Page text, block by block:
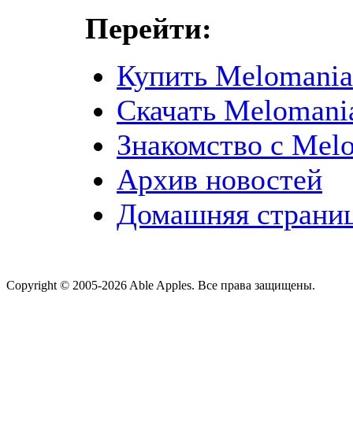
Перейти:
Купить Melomania
Скачать
Знакомство с
Архив новостей
Домашняя
Copyright © 2005-2026 Able Apples. Все права защищены.